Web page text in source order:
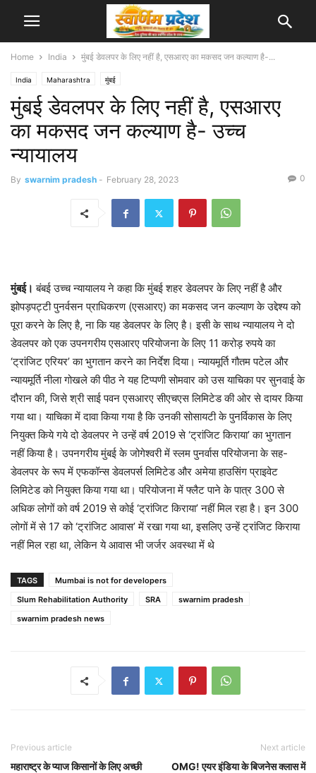
Home India मुंबई डेवलपर के लिए नहीं है, एसआरए का मकसद जन कल्याण है-...
India Maharashtra मुंबई
मुंबई डेवलपर के लिए नहीं है, एसआरए
का मकसद जन कल्याण है- उच्च
न्यायालय
By swarnim pradesh - February 28, 2023 0
मुंबई। बंबई उच्च न्यायालय ने कहा कि मुंबई शहर डेवलपर के लिए नहीं है और
झोपड़पट्टी पुनर्वसन प्राधिकरण (एसआरए) का मकसद जन कल्याण के उद्देश्य को
पूरा करने के लिए है, ना कि यह डेवलपर के लिए है। इसी के साथ न्यायालय ने दो
डेवलपर को एक उपनगरीय एसआरए परियोजना के लिए 11 करोड़ रुपये का
‘ट्रांजिट एरियर’ का भुगतान करने का निर्देश दिया। न्यायमूर्ति गौतम पटेल और
न्यायमूर्ति नीला गोखले की पीठ ने यह टिप्पणी सोमवार को उस याचिका पर सुनवाई के
दौरान की, जिसे श्री साई पवन एसआरए सीएचएस लिमिटेड की ओर से दायर किया
गया था। याचिका में दावा किया गया है कि उनकी सोसायटी के पुनर्विकास के लिए
नियुक्त किये गये दो डेवलपर ने उन्हें वर्ष 2019 से ‘ट्रांजिट किराया’ का भुगतान
नहीं किया है। उपनगरीय मुंबई के जोगेश्वरी में स्लम पुनर्वास परियोजना के सह-
डेवलपर के रूप में एफकॉन्स डेवलपर्स लिमिटेड और अमेया हाउसिंग प्राइवेट
लिमिटेड को नियुक्त किया गया था। परियोजना में फ्लैट पाने के पात्र 300 से
अधिक लोगों को वर्ष 2019 से कोई ‘ट्रांजिट किराया’ नहीं मिल रहा है। इन 300
लोगों में से 17 को ‘ट्रांजिट आवास’ में रखा गया था, इसलिए उन्हें ट्रांजिट किराया
नहीं मिल रहा था, लेकिन ये आवास भी जर्जर अवस्था में थे
TAGS
Mumbai is not for developers
Slum Rehabilitation Authority
SRA
swarnim pradesh
swarnim pradesh news
Previous article
महाराष्ट्र के प्याज किसानों के लिए अच्छी
Next article
OMG! एयर इंडिया के बिजनेस क्लास में